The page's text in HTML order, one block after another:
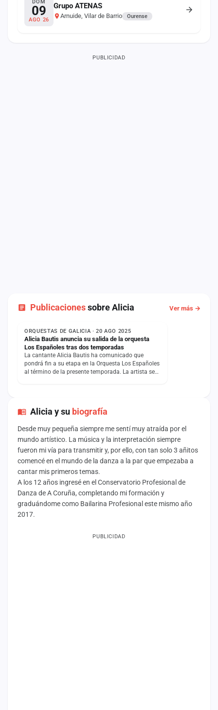
DOM
09
AGO 26
Grupo ATENAS
Arnuide, Vilar de Barrio Ourense
PUBLICIDAD
Publicacionessobre Alicia Ver más →
NOTICIA
ORQUESTAS DE GALICIA · 20 AGO 2025
Alicia Bautis anuncia su salida de la orquesta
Los Españoles tras dos temporadas
La cantante Alicia Bautis ha comunicado que
pondrá fin a su etapa en la Orquesta Los Españoles
al término de la presente temporada. La artista se
Alicia y su biografía
Desde muy pequeña siempre me sentí muy atraída por el
mundo artístico. La música y la interpretación siempre
fueron mi vía para transmitir y, por ello, con tan solo 3 añitos
comencé en el mundo de la danza a la par que empezaba a
cantar mis primeros temas.
A los 12 años ingresé en el Conservatorio Profesional de
Danza de A Coruña, completando mi formación y
graduándome como Bailarina Profesional este mismo año
2017.
PUBLICIDAD